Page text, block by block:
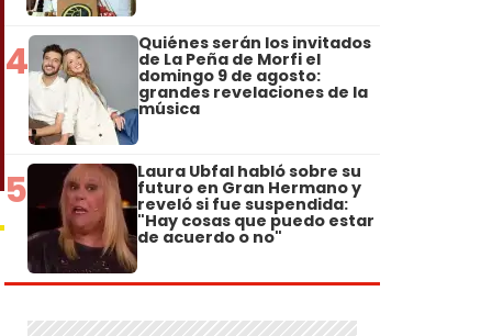
4 Quiénes serán los invitados
de La Peña de Morfi el
domingo 9 de agosto:
grandes revelaciones de la
música
5 Laura Ubfal habló sobre su
futuro en Gran Hermano y
reveló si fue suspendida:
"Hay cosas que puedo estar
de acuerdo o no"